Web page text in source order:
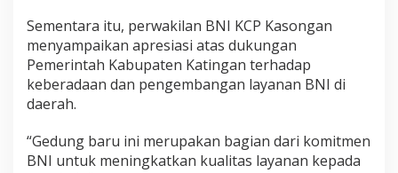
Sementara itu, perwakilan BNI KCP Kasongan
menyampaikan apresiasi atas dukungan
Pemerintah Kabupaten Katingan terhadap
keberadaan dan pengembangan layanan BNI di
daerah.
“Gedung baru ini merupakan bagian dari komitmen
BNI untuk meningkatkan kualitas layanan kepada